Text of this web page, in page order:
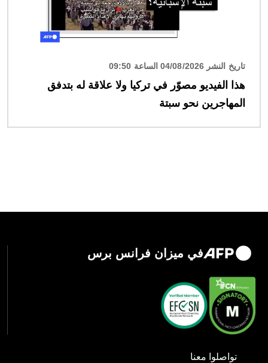
تاريخ النشر 04/08/2026 الساعة 09:50
هذا الفيديو مصوّر في تركيا ولا علاقة له بتدفق
المهاجرين نحو سبتة
في ميزان فرانس برس
تواصلوا معنا